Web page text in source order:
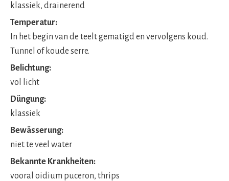
klassiek, drainerend
Temperatur:
In het begin van de teelt gematigd en vervolgens koud.
Tunnel of koude serre.
Belichtung:
vol licht
Düngung:
klassiek
Bewässerung:
niet te veel water
Bekannte Krankheiten:
vooral oidium puceron, thrips